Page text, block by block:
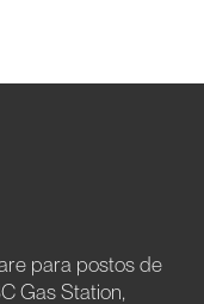
para postos de
Gas Station,